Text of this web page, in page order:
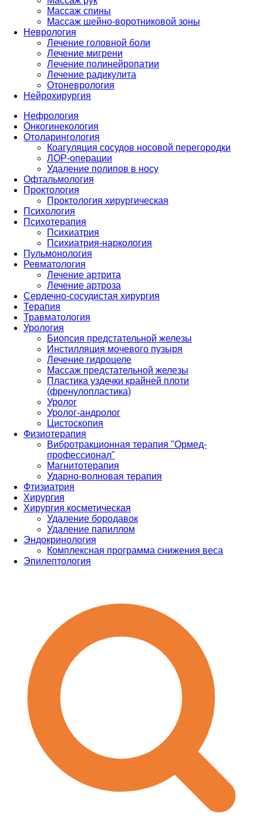
Массаж спины
Массаж шейно-воротниковой зоны
Неврология
Лечение головной боли
Лечение мигрени
Лечение полинейропатии
Лечение радикулита
Отоневрология
Нейрохирургия
Нефрология
Онкогинекология
Отоларингология
Коагуляция сосудов носовой перегородки
ЛОР-операции
Удаление полипов в носу
Офтальмология
Проктология
Проктология хирургическая
Психология
Психотерапия
Психиатрия
Психиатрия-наркология
Пульмонология
Ревматология
Лечение артрита
Лечение артроза
Сердечно-сосудистая хирургия
Терапия
Травматология
Урология
Биопсия предстательной железы
Инстилляция мочевого пузыря
Лечение гидроцеле
Массаж предстательной железы
Пластика уздечки крайней плоти
(френулопластика)
Уролог
Уролог-андролог
Цистоскопия
Физиотерапия
Вибротракционная терапия "Ормед-
профессионал"
Магнитотерапия
Ударно-волновая терапия
Фтизиатрия
Хирургия
Хирургия косметическая
Удаление бородавок
Удаление папиллом
Эндокринология
Комплексная программа снижения веса
Эпилептология